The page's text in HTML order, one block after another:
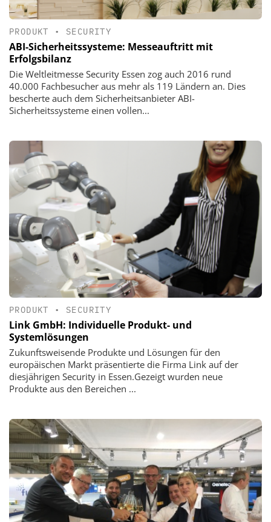
PRODUKT • SECURITY
ABI-Sicherheitssysteme: Messeauftritt mit
Erfolgsbilanz
Die Weltleitmesse Security Essen zog auch 2016 rund
40.000 Fachbesucher aus mehr als 119 Ländern an. Dies
bescherte auch dem Sicherheitsanbieter ABI-
Sicherheitssysteme einen vollen...
PRODUKT • SECURITY
Link GmbH: Individuelle Produkt- und
Systemlösungen
Zukunftsweisende Produkte und Lösungen für den
europäischen Markt präsentierte die Firma Link auf der
diesjährigen Security in Essen.Gezeigt wurden neue
Produkte aus den Bereichen ...